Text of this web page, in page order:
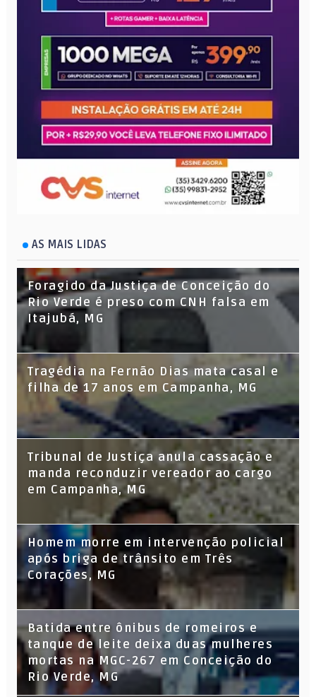
AS MAIS LIDAS
Foragido da Justiça de Conceição do
Rio Verde é preso com CNH falsa em
Itajubá, MG
Tragédia na Fernão Dias mata casal e
filha de 17 anos em Campanha, MG
Tribunal de Justiça anula cassação e
manda reconduzir vereador ao cargo
em Campanha, MG
Homem morre em intervenção policial
após briga de trânsito em Três
Corações, MG
Batida entre ônibus de romeiros e
tanque de leite deixa duas mulheres
mortas na MGC-267 em Conceição do
Rio Verde, MG